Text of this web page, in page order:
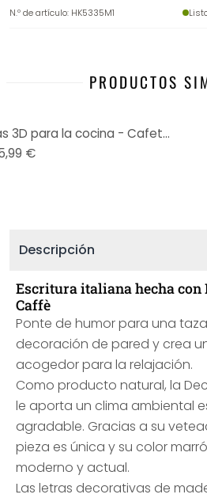
N.º de artículo: HK5335M1
PRODUCTOS
Decoración en madera - Letras 3D para la cocina - Cafetería - Madera de caoba
€
Descripción
Escritura italiana hecha con
Caffè
Ponte de humor para una
decoración de pared y crea
acogedor para la relajación.
Como producto natural, la
le aporta un clima ambiental
agradable. Gracias a su
pieza es única y su color
moderno y actual.
Las letras decorativas de